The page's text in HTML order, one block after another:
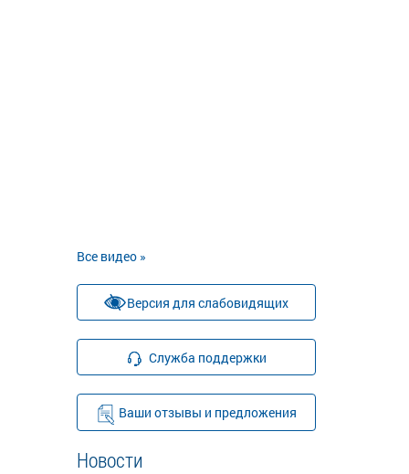
Все видео »
Версия для слабовидящих
Служба поддержки
Ваши отзывы и предложения
Новости